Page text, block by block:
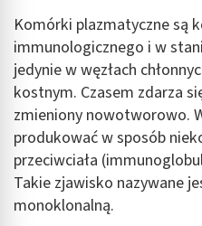
Komórki plazmatyczne są
immunologicznego i w
jedynie w węzłach
kostnym. Czasem zdarza
zmieniony nowotworowo.
produkować w sposób
przeciwciała
Takie zjawisko nazywane
monoklonalną.